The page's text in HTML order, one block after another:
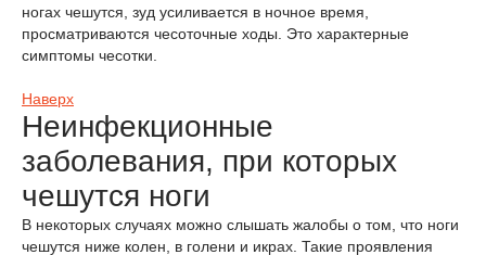
ногах чешутся, зуд усиливается в ночное время,
просматриваются чесоточные ходы. Это характерные
симптомы чесотки.
Наверх
Неинфекционные
заболевания, при которых
чешутся ноги
В некоторых случаях можно слышать жалобы о том, что ноги
чешутся ниже колен, в голени и икрах. Такие проявления